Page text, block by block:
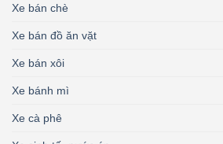
Xe bán chè
Xe bán đồ ăn vặt
Xe bán xôi
Xe bánh mì
Xe cà phê